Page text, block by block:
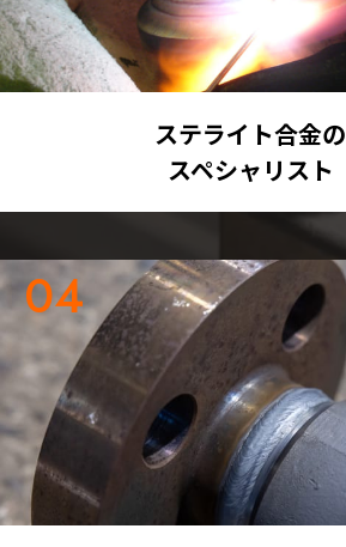
ステライト合金の
スペシャリスト